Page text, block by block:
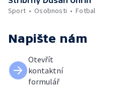
Sport
Osobnosti Fotbal
Napište nám
Otevřít
kontaktní
formulář